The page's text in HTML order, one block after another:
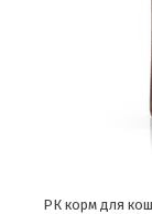
РК корм для